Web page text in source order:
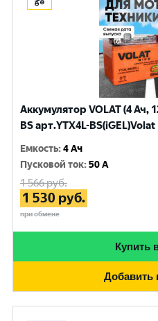
Аккумулятор VOLAT (4 Ач,
BS арт.YTX4L-BS(iGEL)Volat
Емкость:4 Ач
Пусковой ток:50 A
1 566руб.
1 530 руб.
при обмене
Купить
Добавить